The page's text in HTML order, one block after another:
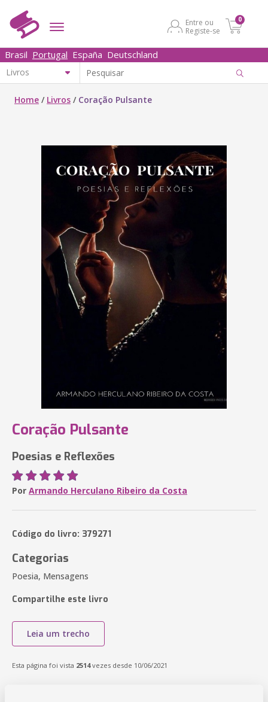
Entre ou
Registe-se
0
Brasil Portugal España Deutschland
Home / Livros / Coração Pulsante
Coração Pulsante
Poesias e Reflexões
Por Armando Herculano Ribeiro da Costa
Código do livro: 379271
Categorias
Poesia, Mensagens
Compartilhe este livro
Leia um trecho
Esta página foi vista 2514vezes desde 10/06/2021